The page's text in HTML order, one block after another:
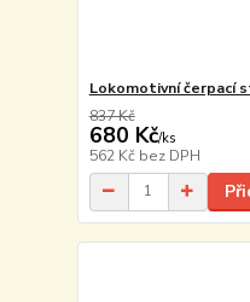
Lokomotivní čerpací
837 Kč
680 Kč/ks
562 Kč bez DPH